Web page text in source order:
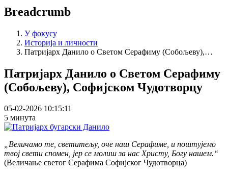
Breadcrumb
У фокусу
Историја и личности
Патријарх Данило о Светом Серафиму (Собољеву),…
Патријарх Данило о Светом Серафиму
(Собољеву), Софијском Чудотворцу
05-02-2026 10:15:11
5 минута
„Величамо те, светитељу, оче наш Серафиме, и поштујемо
твој свети спомен, јер се молиш за нас Христу, Богу нашем.“
(Величање светог Серафима Софијског Чудотворца)